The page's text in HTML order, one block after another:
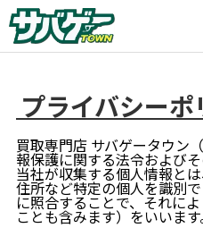
プライバシーポ
買取専門店 サバゲータウン
報保護に関する法令および
当社が収集する個人情報と
住所など特定の個人を識別
に照合することで、それに
ことも含みます）をいいます